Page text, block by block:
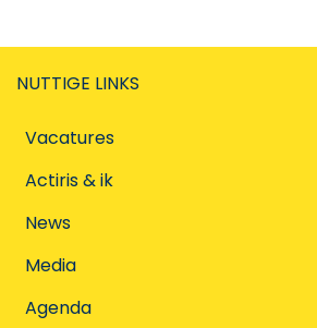
NUTTIGE LINKS
Vacatures
Actiris & ik
News
Media
Agenda